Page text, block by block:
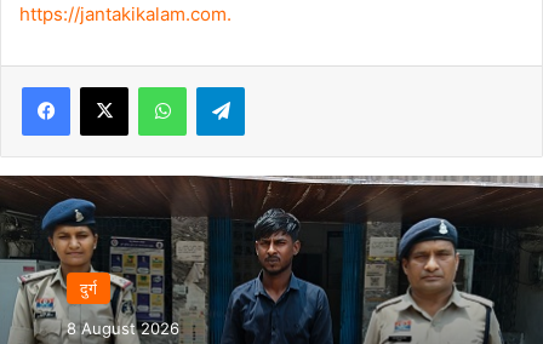
https://jantakikalam.com.
Facebook
X WhatsAppTelegram
दुर्ग
8 August 2026